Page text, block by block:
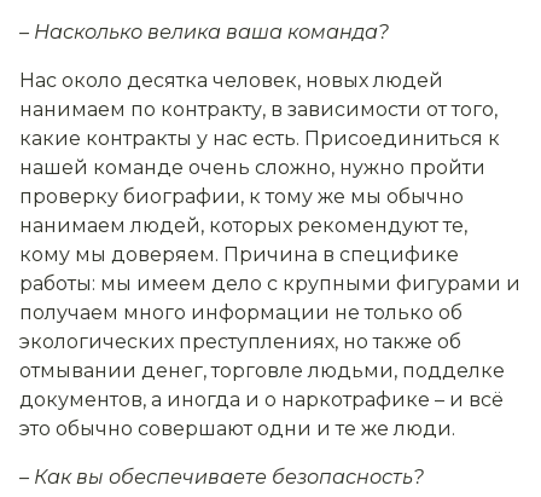
– Насколько велика ваша команда?
Нас около десятка человек, новых людей
нанимаем по контракту, в зависимости от того,
какие контракты у нас есть. Присоединиться к
нашей команде очень сложно, нужно пройти
проверку биографии, к тому же мы обычно
нанимаем людей, которых рекомендуют те,
кому мы доверяем. Причина в специфике
работы: мы имеем дело с крупными фигурами и
получаем много информации не только об
экологических преступлениях, но также об
отмывании денег, торговле людьми, подделке
документов, а иногда и о наркотрафике – и всё
это обычно совершают одни и те же люди.
– Как вы обеспечиваете безопасность?